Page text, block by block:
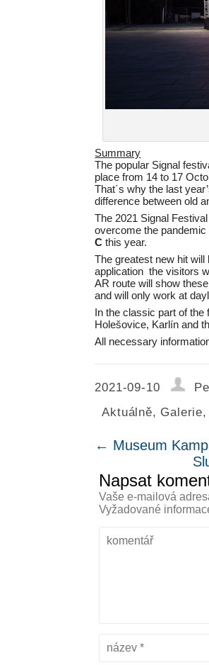
Summary
The popular Signal
place from 14 to 17
That´s why the last
difference between old
The 2021 Signal
overcome the pandemic
C this year.
The greatest new hit
application the visitors
AR route will show
and will only work at
In the classic part of
Holešovice, Karlín and
All necessary
2021-09-10
Aktuálně, Galerie,
← Museum
Napsat
Vaše e-mailová
Vyžadované